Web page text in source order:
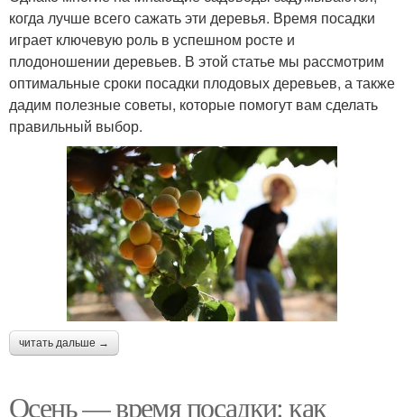
когда лучше всего сажать эти деревья. Время посадки
играет ключевую роль в успешном росте и
плодоношении деревьев. В этой статье мы рассмотрим
оптимальные сроки посадки плодовых деревьев, а также
дадим полезные советы, которые помогут вам сделать
правильный выбор.
читать дальше →
Осень — время посадки: как